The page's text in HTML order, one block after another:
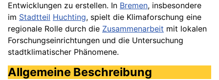
Entwicklungen zu erstellen. In Bremen, insbesondere
im Stadtteil Huchting, spielt die Klimaforschung eine
regionale Rolle durch die Zusammenarbeit mit lokalen
Forschungseinrichtungen und die Untersuchung
stadtklimatischer Phänomene.
Allgemeine Beschreibung